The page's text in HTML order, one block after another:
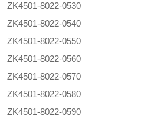
ZK4501-8022-0530
ZK4501-8022-0540
ZK4501-8022-0550
ZK4501-8022-0560
ZK4501-8022-0570
ZK4501-8022-0580
ZK4501-8022-0590